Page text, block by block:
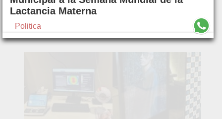
Lactancia Materna
Politica